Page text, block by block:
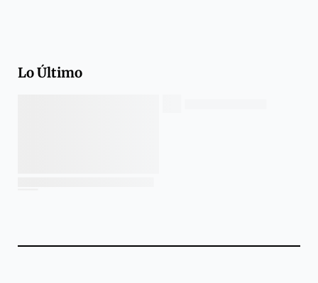
Lo Último